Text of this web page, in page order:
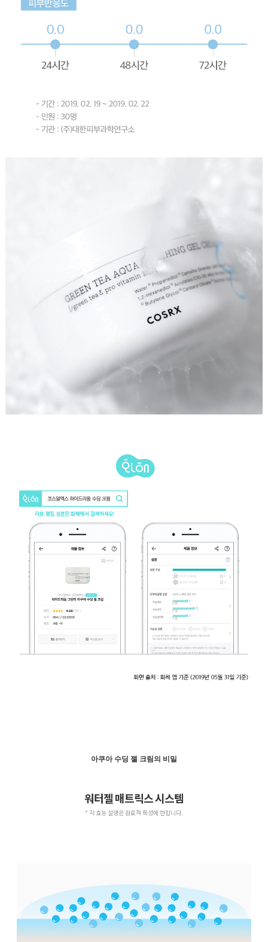
아쿠아 수딩 젤 크림의 비밀
워터젤 매트릭스 시스템
* 각 효능 설명은 원료적 특성에 한합니다.